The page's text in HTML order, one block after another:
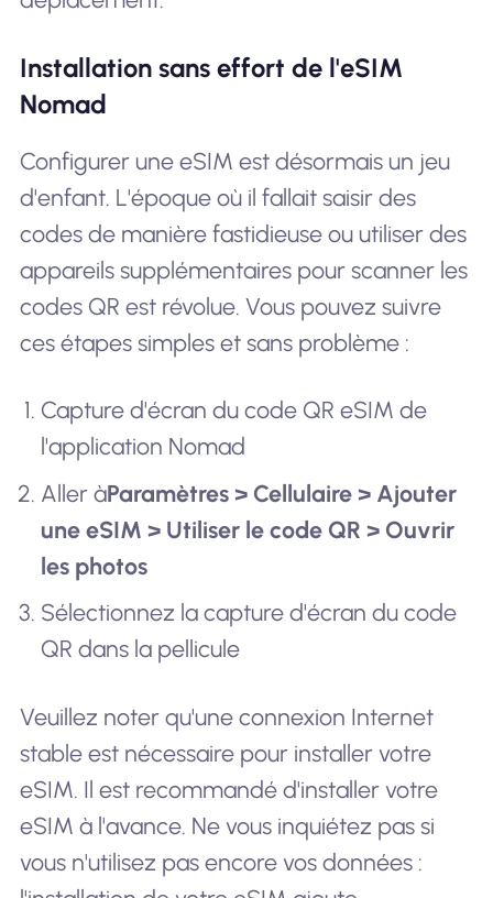
Installation sans effort de l'eSIM
Nomad
Configurer une eSIM est désormais un jeu
d'enfant. L'époque où il fallait saisir des
codes de manière fastidieuse ou utiliser des
appareils supplémentaires pour scanner les
codes QR est révolue. Vous pouvez suivre
ces étapes simples et sans problème :
Capture d'écran du code QR eSIM de
l'application Nomad
Aller àParamètres > Cellulaire > Ajouter
une eSIM > Utiliser le code QR > Ouvrir
les photos
Sélectionnez la capture d'écran du code
QR dans la pellicule
Veuillez noter qu'une connexion Internet
stable est nécessaire pour installer votre
eSIM. Il est recommandé d'installer votre
eSIM à l'avance. Ne vous inquiétez pas si
vous n'utilisez pas encore vos données :